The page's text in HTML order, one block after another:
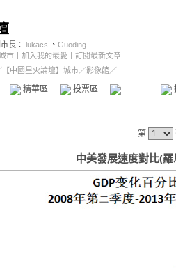
長： lukacs 、 Guoding
市 加入我的最愛
訂閱最新文章
【中國星火論壇】城市／影像館／
精華區 投票區 影像館
第
中美發展速度對比(羅